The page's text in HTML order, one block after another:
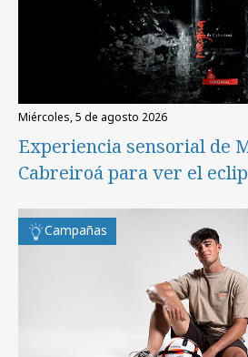
miércoles, 5 de agosto 2026
Experiencia sensorial de
Cabreiroá para ver el
Campañas